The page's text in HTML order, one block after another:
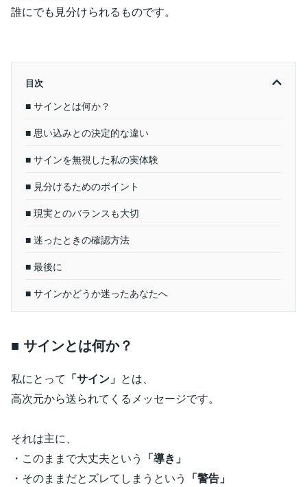
誰にでも見分けられるものです。
目次
■ サインとは何か？
■ 思い込みとの決定的な違い
■ サインを無視した私の実体験
■ 見分けるためのポイント
■ 現実とのバランスも大切
■ 迷ったときの確認方法
■ 最後に
■ サインかどうか迷ったあなたへ
■ サインとは何か？
私にとって 「サイン」 とは、
高次元から送られてくるメッセージです。
それは主に、
・このままで大丈夫という 「導き」
・そのままだとズレてしまうという 「警告」